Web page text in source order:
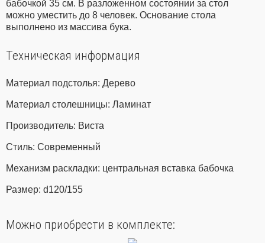
бабочкой 35 см. В разложенном состоянии за стол
можно уместить до 8 человек. Основание стола
выполнено из массива бука.
Техническая информация
Материал подстолья: Дерево
Материал столешницы: Ламинат
Производитель: Виста
Стиль: Современный
Механизм раскладки: центральная вставка бабочка
Размер: d120/155
Можно приобрести в комплекте: